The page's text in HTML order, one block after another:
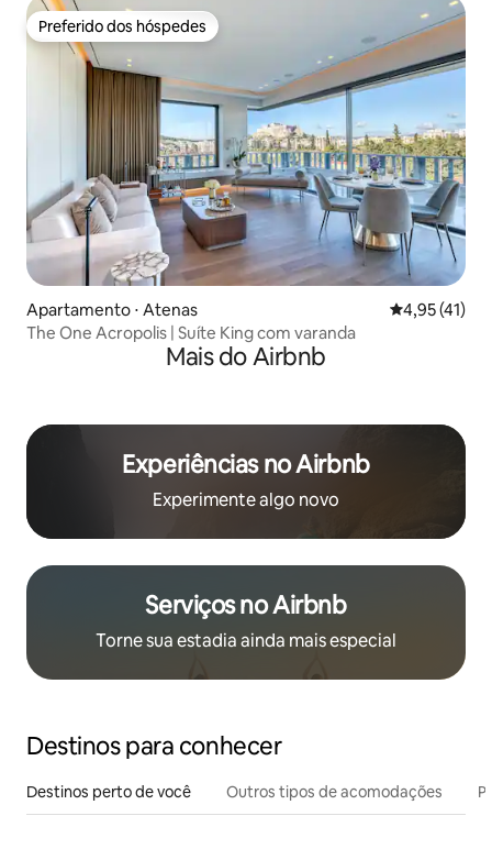
Preferido dos hóspedes
Preferido dos hóspedes
Apartamento ⋅ Atenas 4,95 de uma
4,95 (41)
The One Acropolis | Suíte King com varanda
Mais do Airbnb
Experiências no Airbnb
Experimente algo novo
Serviços no Airbnb
Torne sua estadia ainda mais especial
Destinos para conhecer
Destinos perto de você Outros tipos de acomodações